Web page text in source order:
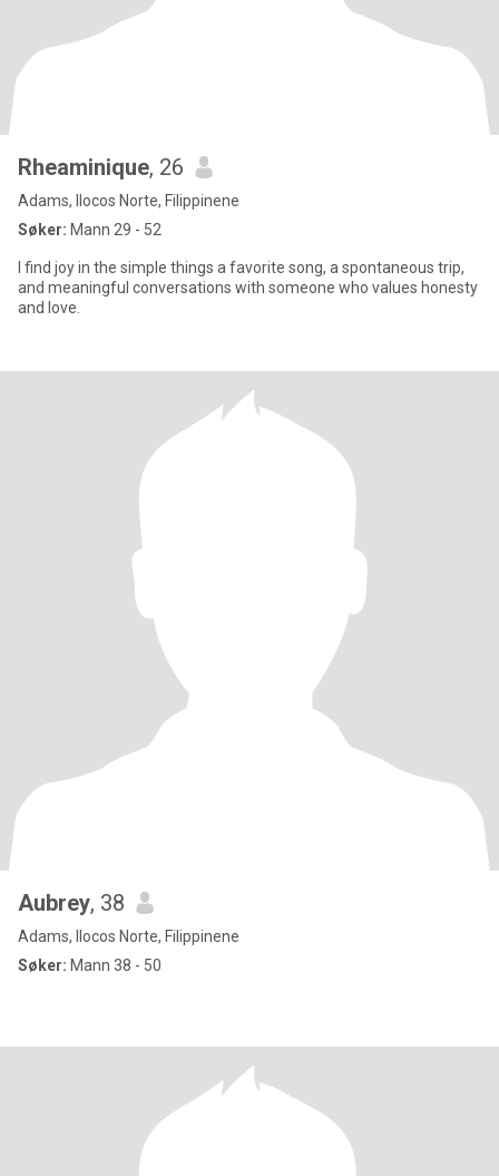
Rheaminique, 26
Adams, Ilocos Norte, Filippinene
Søker: Mann 29 - 52
I find joy in the simple things a favorite song, a spontaneous trip,
and meaningful conversations with someone who values honesty
and love.
Aubrey, 38
Adams, Ilocos Norte, Filippinene
Søker: Mann 38 - 50